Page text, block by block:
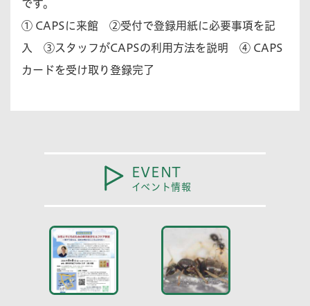
です。
① CAPSに来館 ②受付で登録用紙に必要事項を記
入 ③スタッフがCAPSの利用方法を説明 ④ CAPS
カードを受け取り登録完了
EVENT
イベント情報